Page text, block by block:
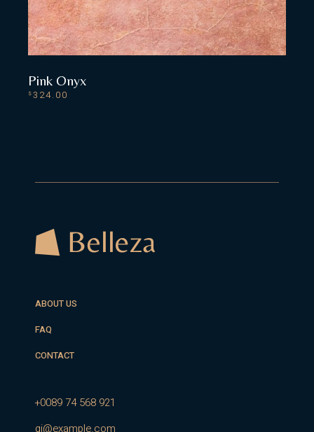
$324.00
Pink Onyx
ABOUT US
FAQ
CONTACT
+0089 74 568 921
qi@example.com